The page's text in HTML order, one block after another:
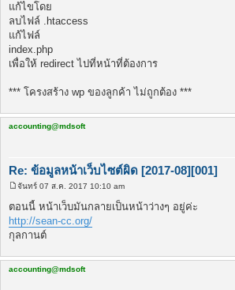
แก้ไขโดย
ลบไฟล์ .htaccess
แก้ไฟล์
index.php
เพื่อให้ redirect ไปที่หน้าที่ต้องการ
*** โครงสร้าง wp ของลูกค้า ไม่ถูกต้อง ***
accounting@mdsoft
Re: ข้อมูลหน้าเว็บไซต์ผิด [2017-08][001]
พ
ส
ต์
จันทร์ 07 ส.ค. 2017 10:10 am
ตอนนี้ หน้าเว็บมันกลายเป็นหน้าว่างๆ อยู่ค่ะ
http://sean-cc.org/
กุลกานต์
accounting@mdsoft